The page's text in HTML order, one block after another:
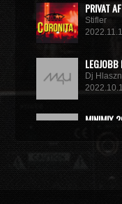
PRIVAT
Stifler
Dj
MINIMIX